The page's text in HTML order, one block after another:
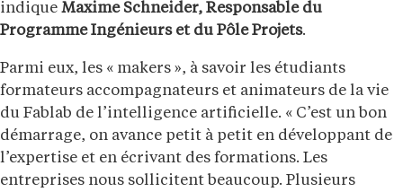
indique Maxime Schneider, Responsable du
Programme Ingénieurs et du Pôle Projets.
Parmi eux, les « makers », à savoir les étudiants
formateurs accompagnateurs et animateurs de la vie
du Fablab de l’intelligence artificielle. « C’est un bon
démarrage, on avance petit à petit en développant de
l’expertise et en écrivant des formations. Les
entreprises nous sollicitent beaucoup. Plusieurs